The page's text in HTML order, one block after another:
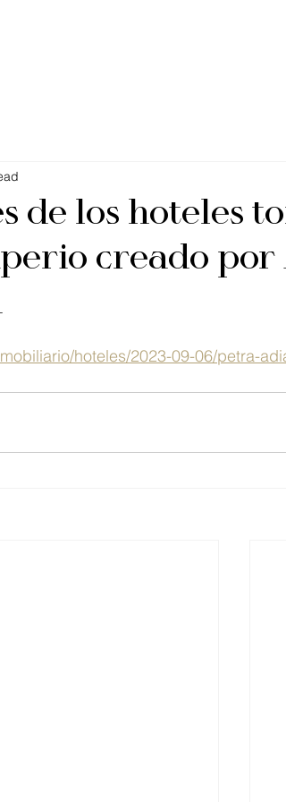
de los hoteles
creado por
hoteles/2023-09-06/petra-